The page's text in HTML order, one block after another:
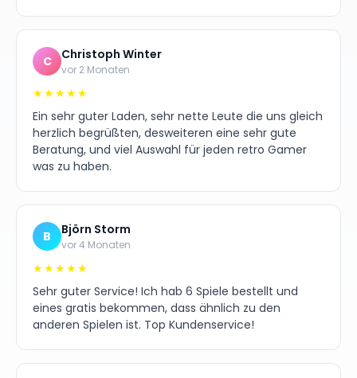
C Christoph Winter
vor 2 Monaten
★★★★★
Ein sehr guter Laden, sehr nette Leute die uns gleich
herzlich begrüßten, desweiteren eine sehr gute
Beratung, und viel Auswahl für jeden retro Gamer
was zu haben.
B Björn Storm
vor 4 Monaten
★★★★★
Sehr guter Service! Ich hab 6 Spiele bestellt und
eines gratis bekommen, dass ähnlich zu den
anderen Spielen ist. Top Kundenservice!